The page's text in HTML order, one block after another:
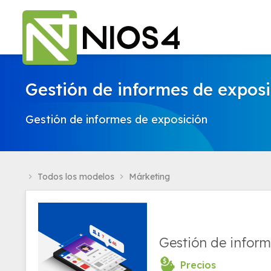
Gestión de informes de
Gestión de informes de exposición
navigate_next Todos los modelos navigate_next Márketing
Gestión de
Precios